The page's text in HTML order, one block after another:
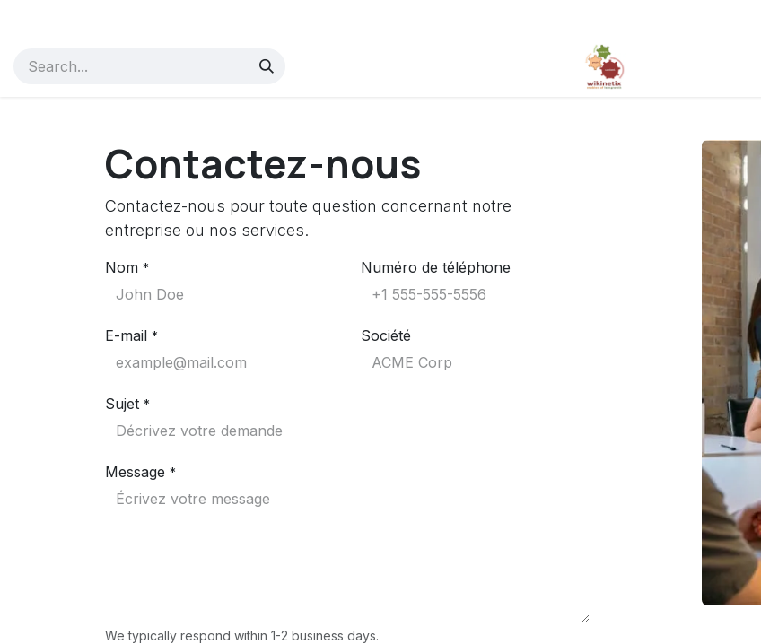
Contactez-nous
Contactez-nous pour toute question concernant notre
entreprise ou nos services.
Nom * Numéro de téléphone
E-mail * Société
Sujet *
Message *
We typically respond within 1-2 business days.